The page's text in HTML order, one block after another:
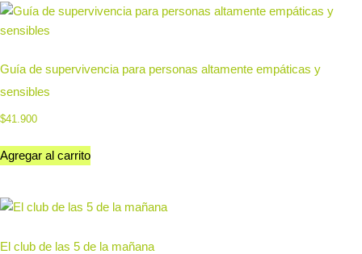
Guía de supervivencia para personas altamente empáticas y
sensibles
$41.900
Agregar al carrito
El club de las 5 de la mañana